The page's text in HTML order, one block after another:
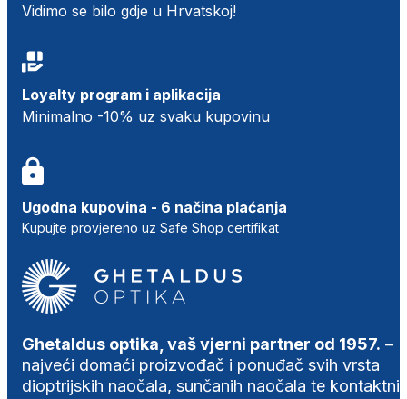
Vidimo se bilo gdje u Hrvatskoj!
Loyalty program i aplikacija
Minimalno -10% uz svaku kupovinu
Ugodna kupovina - 6 načina plaćanja
Kupujte provjereno uz Safe Shop certifikat
Ghetaldus optika, vaš vjerni partner od 1957. –
najveći domaći proizvođač i ponuđač svih vrsta
dioptrijskih naočala, sunčanih naočala te